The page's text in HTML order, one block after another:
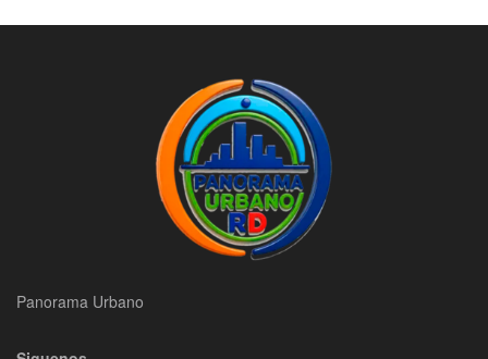
Panorama Urbano